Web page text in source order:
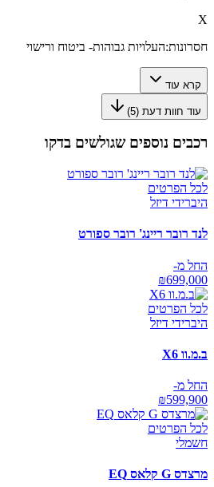
X
חסרונות:העלויות גבוהות- ביטוח ורישוי
קרא עוד
עוד חוות דעת (5
)
רכבים נוספים שגולשים בדקו
לכל הפרטים
היברידי דיזל
לנד רובר ריינג' רובר ספורט
החל מ-
₪699,000
לכל הפרטים
היברידי דיזל
ב.מ.וו X6
החל מ-
₪599,900
לכל הפרטים
חשמלי
מרצדס G קלאס EQ